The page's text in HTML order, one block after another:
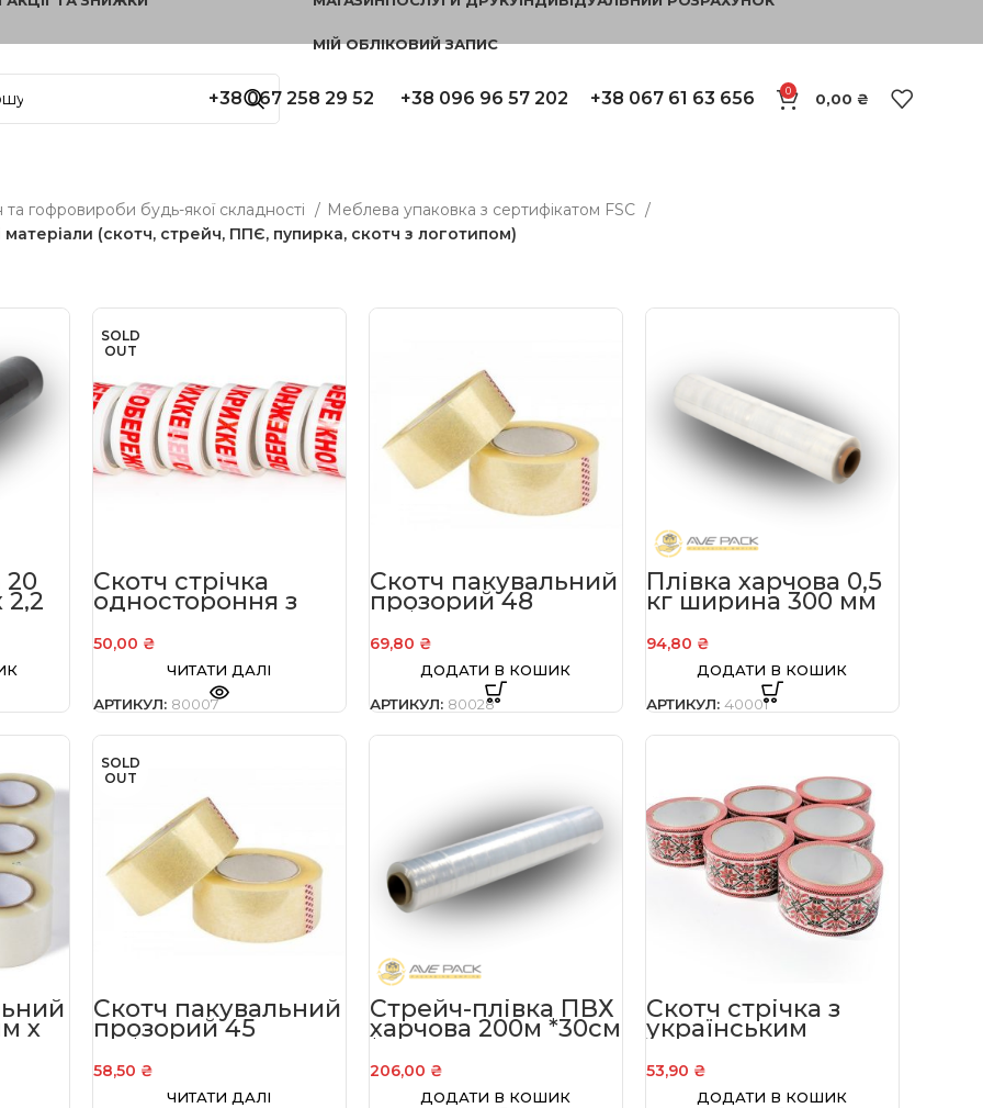
МІЙ ОБЛІКОВИЙ ЗАПИС
+38 067 258 29 52 +38 096 96 57 202 +38 067 61 63 656 0 0,00 ₴
та гофровироби будь-якої складності
Меблева упаковка з сертифікатом FSC
матеріали (скотч, стрейч, ППЄ, пупирка, скотч з логотипом)
20
SOLD
OUT
Скотч стрічка
одностороння з
написом
“ОБЕРЕЖНО
КРИХКЕ” 48 мм*54
50,00 ₴
ЧИТАТИ ДАЛІ
АРТИКУЛ: 80007
Скотч пакувальний
прозорий 48
мм*200 м 43 мкм
69,80 ₴
ДОДАТИ В КОШИК
АРТИКУЛ: 80028
Плівка харчова 0,5
кг ширина 300 мм
94,80 ₴
ДОДАТИ В КОШИК
АРТИКУЛ: 40001
x
SOLD
OUT
Скотч пакувальний
прозорий 45
мм*180 м 45 мкм
58,50 ₴
ЧИТАТИ ДАЛІ
Стрейч-плівка ПВХ
харчова 200м *30см
*7,5 мкм
206,00 ₴
ДОДАТИ В КОШИК
Скотч стрічка з
українським
орнаментом
«Вишиванка» 48
мм*60 м
53,90 ₴
ДОДАТИ В КОШИК